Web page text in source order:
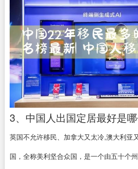
3、中国人出国定居最好是
英国不允许移民、加拿大又太冷,澳大利亚
国，全称美利坚合众国，是一个由五十个